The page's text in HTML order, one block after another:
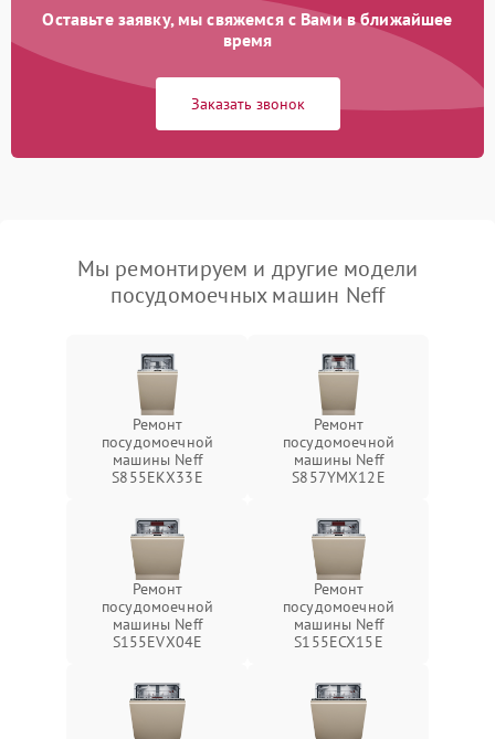
Оставьте заявку, мы свяжемся с Вами в ближайшее
время
Заказать звонок
Мы ремонтируем и другие модели
посудомоечных машин Neff
Ремонт
посудомоечной
машины Neff
S855EKX33E
Ремонт
посудомоечной
машины Neff
S857YMX12E
Ремонт
посудомоечной
машины Neff
S155EVX04E
Ремонт
посудомоечной
машины Neff
S155ECX15E